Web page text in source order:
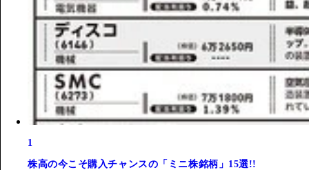
1
株高の今こそ購入チャンスの「ミニ株銘柄」15選!!